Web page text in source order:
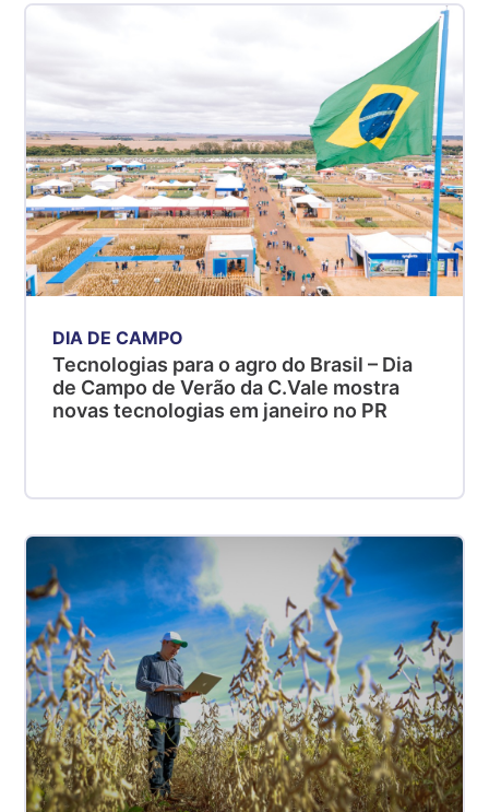
DIA DE CAMPO
Tecnologias para o agro do Brasil – Dia
de Campo de Verão da C.Vale mostra
novas tecnologias em janeiro no PR